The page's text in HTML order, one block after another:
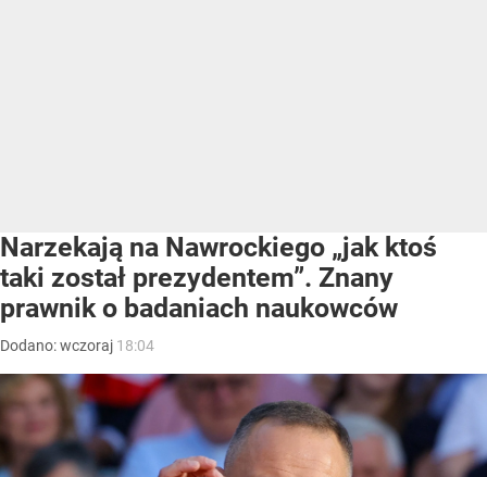
Narzekają na Nawrockiego „jak ktoś
taki został prezydentem”. Znany
prawnik o badaniach naukowców
Dodano:wczoraj 18:04